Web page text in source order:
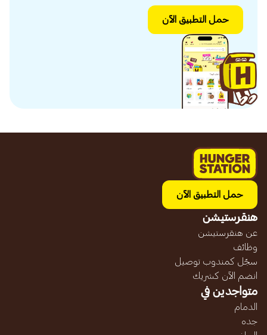
حمل التطبيق الآن
حمل التطبيق الآن
هنقرستيشن
عن هنقرستيشن
وظائف
سجّل كمندوب توصيل
انضم الآن كشريك
متواجدين في
الدمام
جده